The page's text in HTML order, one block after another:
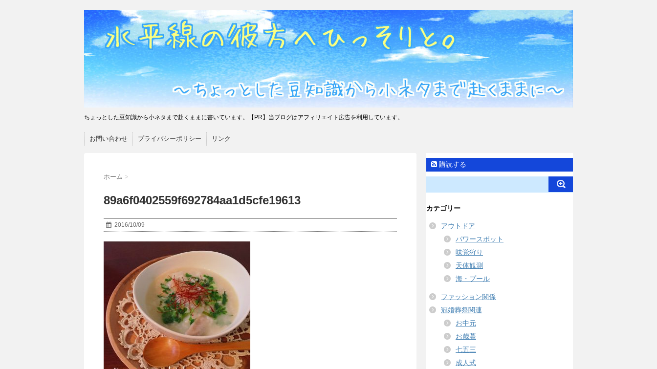
ちょっとした豆知識から小ネタまで赴くままに書いています。【PR】当ブログはアフィリエイト広告を利用しています。
お問い合わせ プライバシーポリシー リンク
ホーム >
89a6f0402559f692784aa1d5cfe19613
2016/10/09
購読する
カテゴリー
アウトドア
パワースポット
味覚狩り
天体観測
海・プール
ファッション関係
冠婚葬祭関連
お中元
お歳暮
七五三
成人式